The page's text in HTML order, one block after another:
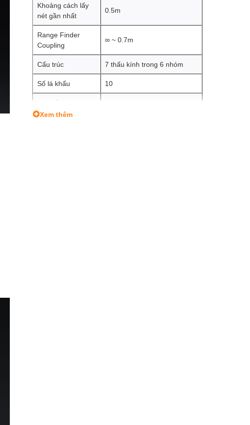
Khoảng cách lấy
nét gần nhất
0.5m
Range Finder
Coupling
∞ ~ 0.7m
Cấu trúc 7 thấu kính trong 6 nhóm
Số lá khẩu 10
Loại lấy nét
Xem thêm